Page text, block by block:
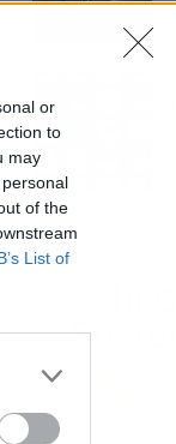
or
to
may
of the
List of